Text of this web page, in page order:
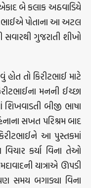
બે કલાક અઠવાડિયે
પોતાના આ અટલ
સવારથી ગુજરાતી શીખો
તો કિરીટભાઈ માટે
મનની ઈચ્છા
શિખવાડતી બીજી ભાષા
સખત પરિશ્રમ બાદ
આ પુસ્તકમાં
કર્યા વિના તેઓ
યાત્રાએ ઊપડી
સમય બગાડ્યા વિના